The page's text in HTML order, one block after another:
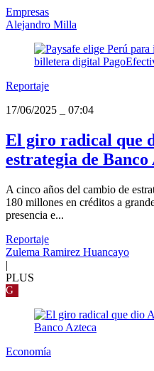
Empresas
Alejandro Milla
Reportaje
17/06/2025
07:04
El giro radical que
estrategia de Banco
A cinco años del cambio de
180 millones en créditos a
presencia e...
Reportaje
Zulema Ramirez Huancayo
|
PLUS
G
Economía